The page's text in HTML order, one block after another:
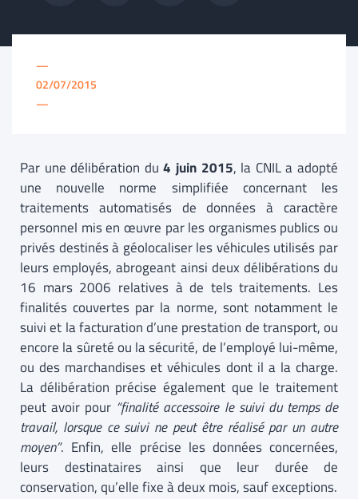
—
02/07/2015
—
Par une délibération du4 juin 2015, la CNIL a adopté
une nouvelle norme simplifiée concernant les
traitements automatisés de données à caractère
personnel mis en œuvre par les organismes publics ou
privés destinés à géolocaliser les véhicules utilisés par
leurs employés, abrogeant ainsi deux délibérations du
16 mars 2006 relatives à de tels traitements. Les
finalités couvertes par la norme, sont notamment le
suivi et la facturation d’une prestation de transport, ou
encore la sûreté ou la sécurité, de l’employé lui-même,
ou des marchandises et véhicules dont il a la charge.
La délibération précise également que le traitement
peut avoir pour “finalité accessoire le suivi du temps de
travail, lorsque ce suivi ne peut être réalisé par un autre
moyen”. Enfin, elle précise les données concernées,
leurs destinataires ainsi que leur durée de
conservation, qu’elle fixe à deux mois, sauf exceptions.